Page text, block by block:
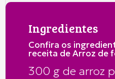
Ingredientes
Confira os
receita de Arroz de
300 g de arroz